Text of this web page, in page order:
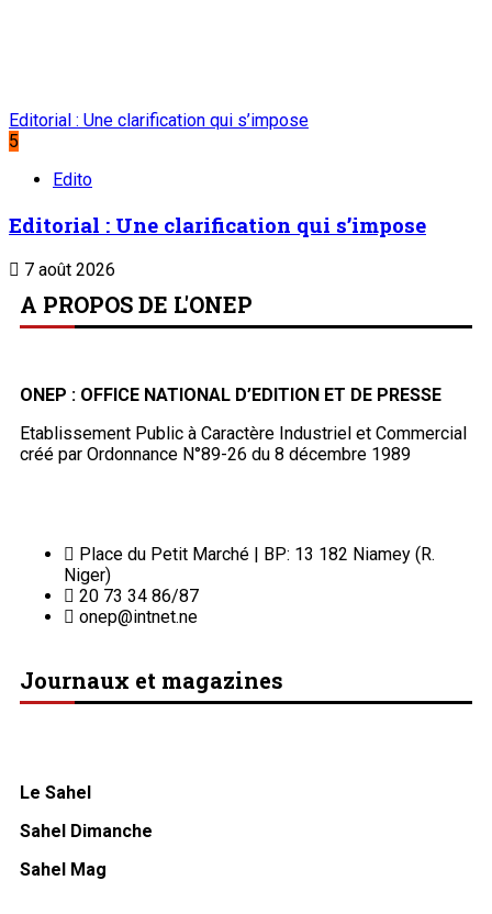
Editorial : Une clarification qui s’impose
5
Edito
Editorial : Une clarification qui s’impose
7 août 2026
A PROPOS DE L'ONEP
ONEP : OFFICE NATIONAL D’EDITION ET DE PRESSE
Etablissement Public à Caractère Industriel et Commercial
créé par Ordonnance N°89-26 du 8 décembre 1989
Place du Petit Marché | BP: 13 182 Niamey (R.
Niger)
20 73 34 86/87
onep@intnet.ne
Journaux et magazines
Le Sahel
Sahel Dimanche
Sahel Mag